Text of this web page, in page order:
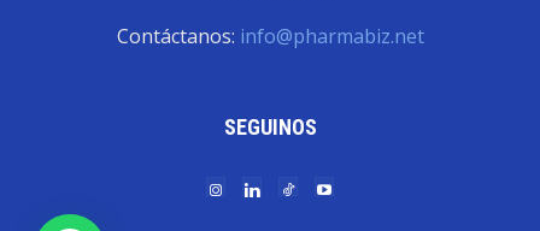
Contáctanos: info@pharmabiz.net
SEGUINOS